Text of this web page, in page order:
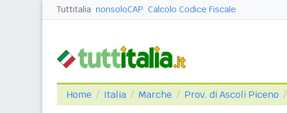
Tuttitalia nonsoloCAP Calcolo Codice Fiscale
Home Italia Marche Prov. di Ascoli Piceno